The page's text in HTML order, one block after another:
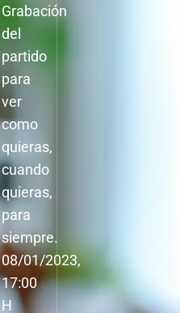
Grabación
del
partido
para
ver
como
quieras,
cuando
quieras,
para
siempre.
08/01/2023,
17:00
H